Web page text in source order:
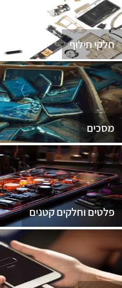
חלקי חילוף
מסכים
פלטים וחלקים קטנים